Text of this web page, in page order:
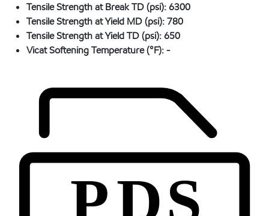
Tensile Strength at Break TD (psi):6300
Tensile Strength at Yield MD (psi):780
Tensile Strength at Yield TD (psi):650
Vicat Softening Temperature (°F):-